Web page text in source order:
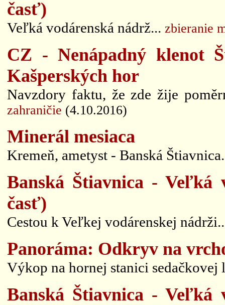
časť)
Veľká vodárenská nádrž... zbieranie
CZ - Nenápadný klenot
Kašperských hor
Navzdory faktu, že zde žije
zahraničie (4.10.2016)
Minerál mesiaca
Kremeň, ametyst - Banská
Banská Štiavnica - Veľká
časť)
Cestou k Veľkej vodárenskej
Panoráma: Odkryv na
Výkop na hornej stanici
Banská Štiavnica - Veľká